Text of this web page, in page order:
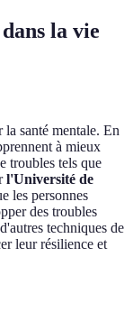
la vie
santé mentale. En
à mieux
troubles tels que
l'Université de
les personnes
des troubles
techniques de
leur résilience et